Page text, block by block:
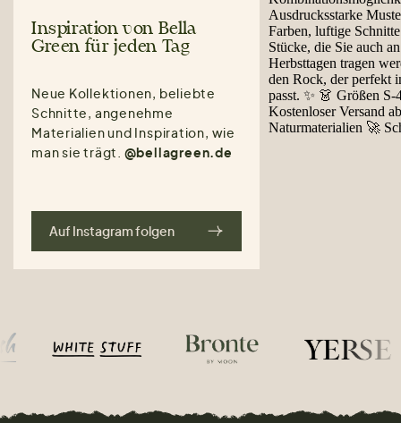
Inspiration von Bella
Green für jeden Tag
Neue Kollektionen, beliebte
Schnitte, angenehme
Materialien und Inspiration, wie
man sie trägt. @bellagreen.de
Auf Instagram folgen